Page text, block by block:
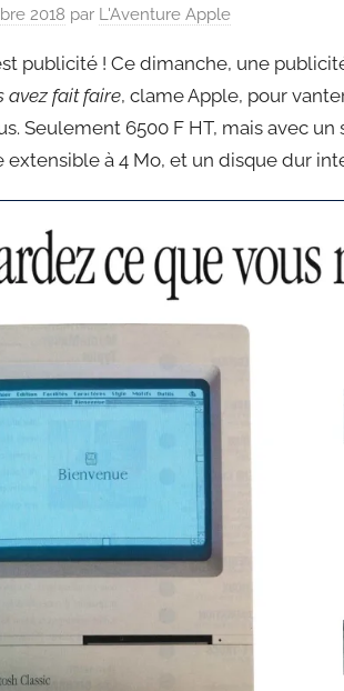
2018 par L'Aventure Apple
publicité ! Ce dimanche, une
avez fait faire, clame Apple, pour
Seulement 6500 F HT, mais avec
à 4 Mo, et un disque dur